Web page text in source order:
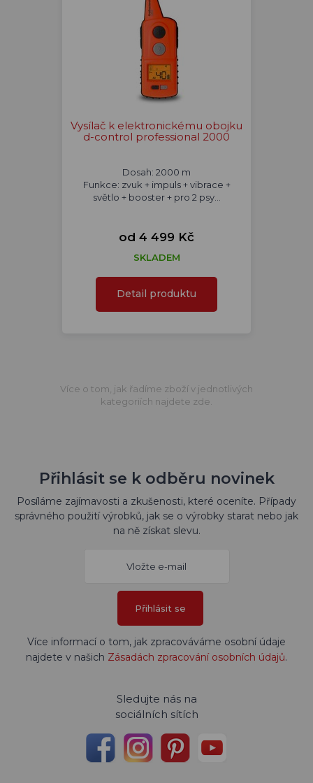
Vysílač k elektronickému obojku
d-control professional 2000
Dosah: 2000 m
Funkce: zvuk + impuls + vibrace +
světlo + booster + pro 2 psy...
od 4 499 Kč
SKLADEM
Detail produktu
Více o tom, jak řadíme zboží v jednotlivých
kategoriích najdete zde.
Přihlásit se k odběru novinek
Posíláme zajímavosti a zkušenosti, které oceníte. Případy
správného použití výrobků, jak se o výrobky starat nebo jak
na ně získat slevu.
Přihlásit se
Více informací o tom, jak zpracováváme osobní údaje
najdete v našich Zásadách zpracování osobních údajů.
Sledujte nás na
sociálních sítích